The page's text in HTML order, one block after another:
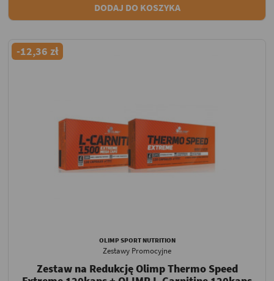
DODAJ DO KOSZYKA
-12,36 zł
OLIMP SPORT NUTRITION
Zestawy Promocyjne
Zestaw na Redukcję Olimp Thermo Speed